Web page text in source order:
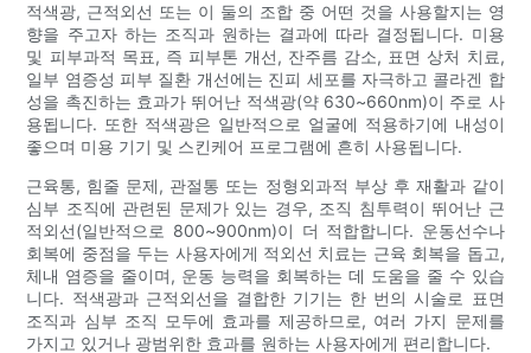
적색광, 근적외선 또는 이 둘의 조합 중 어떤 것을 사용할지는 영
향을 주고자 하는 조직과 원하는 결과에 따라 결정됩니다. 미용
및 피부과적 목표, 즉 피부톤 개선, 잔주름 감소, 표면 상처 치료,
일부 염증성 피부 질환 개선에는 진피 세포를 자극하고 콜라겐 합
성을 촉진하는 효과가 뛰어난 적색광(약 630~660nm)이 주로 사
용됩니다. 또한 적색광은 일반적으로 얼굴에 적용하기에 내성이
좋으며 미용 기기 및 스킨케어 프로그램에 흔히 사용됩니다.
근육통, 힘줄 문제, 관절통 또는 정형외과적 부상 후 재활과 같이
심부 조직에 관련된 문제가 있는 경우, 조직 침투력이 뛰어난 근
적외선(일반적으로 800~900nm)이 더 적합합니다. 운동선수나
회복에 중점을 두는 사용자에게 적외선 치료는 근육 회복을 돕고,
체내 염증을 줄이며, 운동 능력을 회복하는 데 도움을 줄 수 있습
니다. 적색광과 근적외선을 결합한 기기는 한 번의 시술로 표면
조직과 심부 조직 모두에 효과를 제공하므로, 여러 가지 문제를
가지고 있거나 광범위한 효과를 원하는 사용자에게 편리합니다.